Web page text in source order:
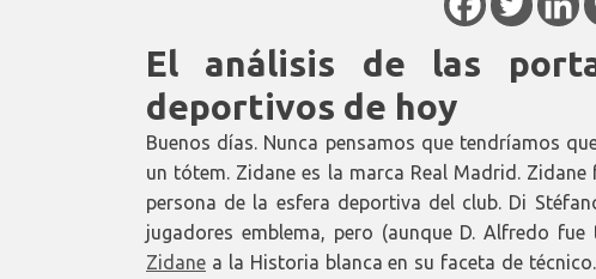
El análisis de las
deportivos de hoy
Buenos días. Nunca pensamos que tendríamos
un tótem. Zidane es la marca Real Madrid.
persona de la esfera deportiva del club. Di
jugadores emblema, pero (aunque D. Alfredo
Zidane a la Historia blanca en su faceta de